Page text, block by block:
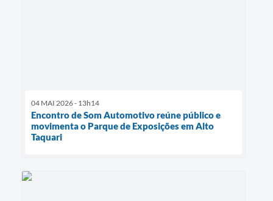
04 MAI 2026 - 13h14
Encontro de Som Automotivo reúne público e
movimenta o Parque de Exposições em Alto
Taquari